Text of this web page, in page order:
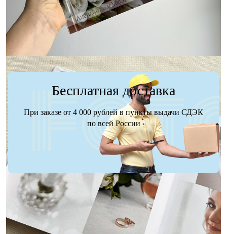
Заказать Заказать
Бесплатная доставка
При заказе от 4 000 рублей в пункты выдачи СДЭК
по всей России